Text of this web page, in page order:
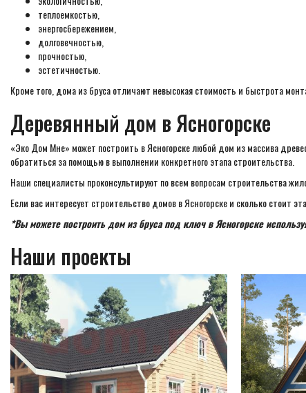
теплоемкостью,
энергосбережением,
долговечностью,
прочностью,
эстетичностью.
Кроме того, дома из бруса отличают невысокая стоимость и быстрота
Деревянный дом в Ясногорске
«Эко Дом Мне» может построить в Ясногорске любой дом из массива
обратиться за помощью в выполнении конкретного этапа строительства.
Наши специалисты проконсультируют по всем вопросам строительства
Если вас интересует строительство домов в Ясногорске и сколько
*Вы можете построить дом из бруса под ключ в Ясногорске
Наши проекты